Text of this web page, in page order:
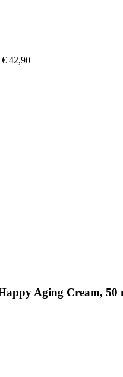
€ 42,90
Aging Cream, 50